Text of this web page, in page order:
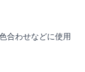
合わせなどに使用